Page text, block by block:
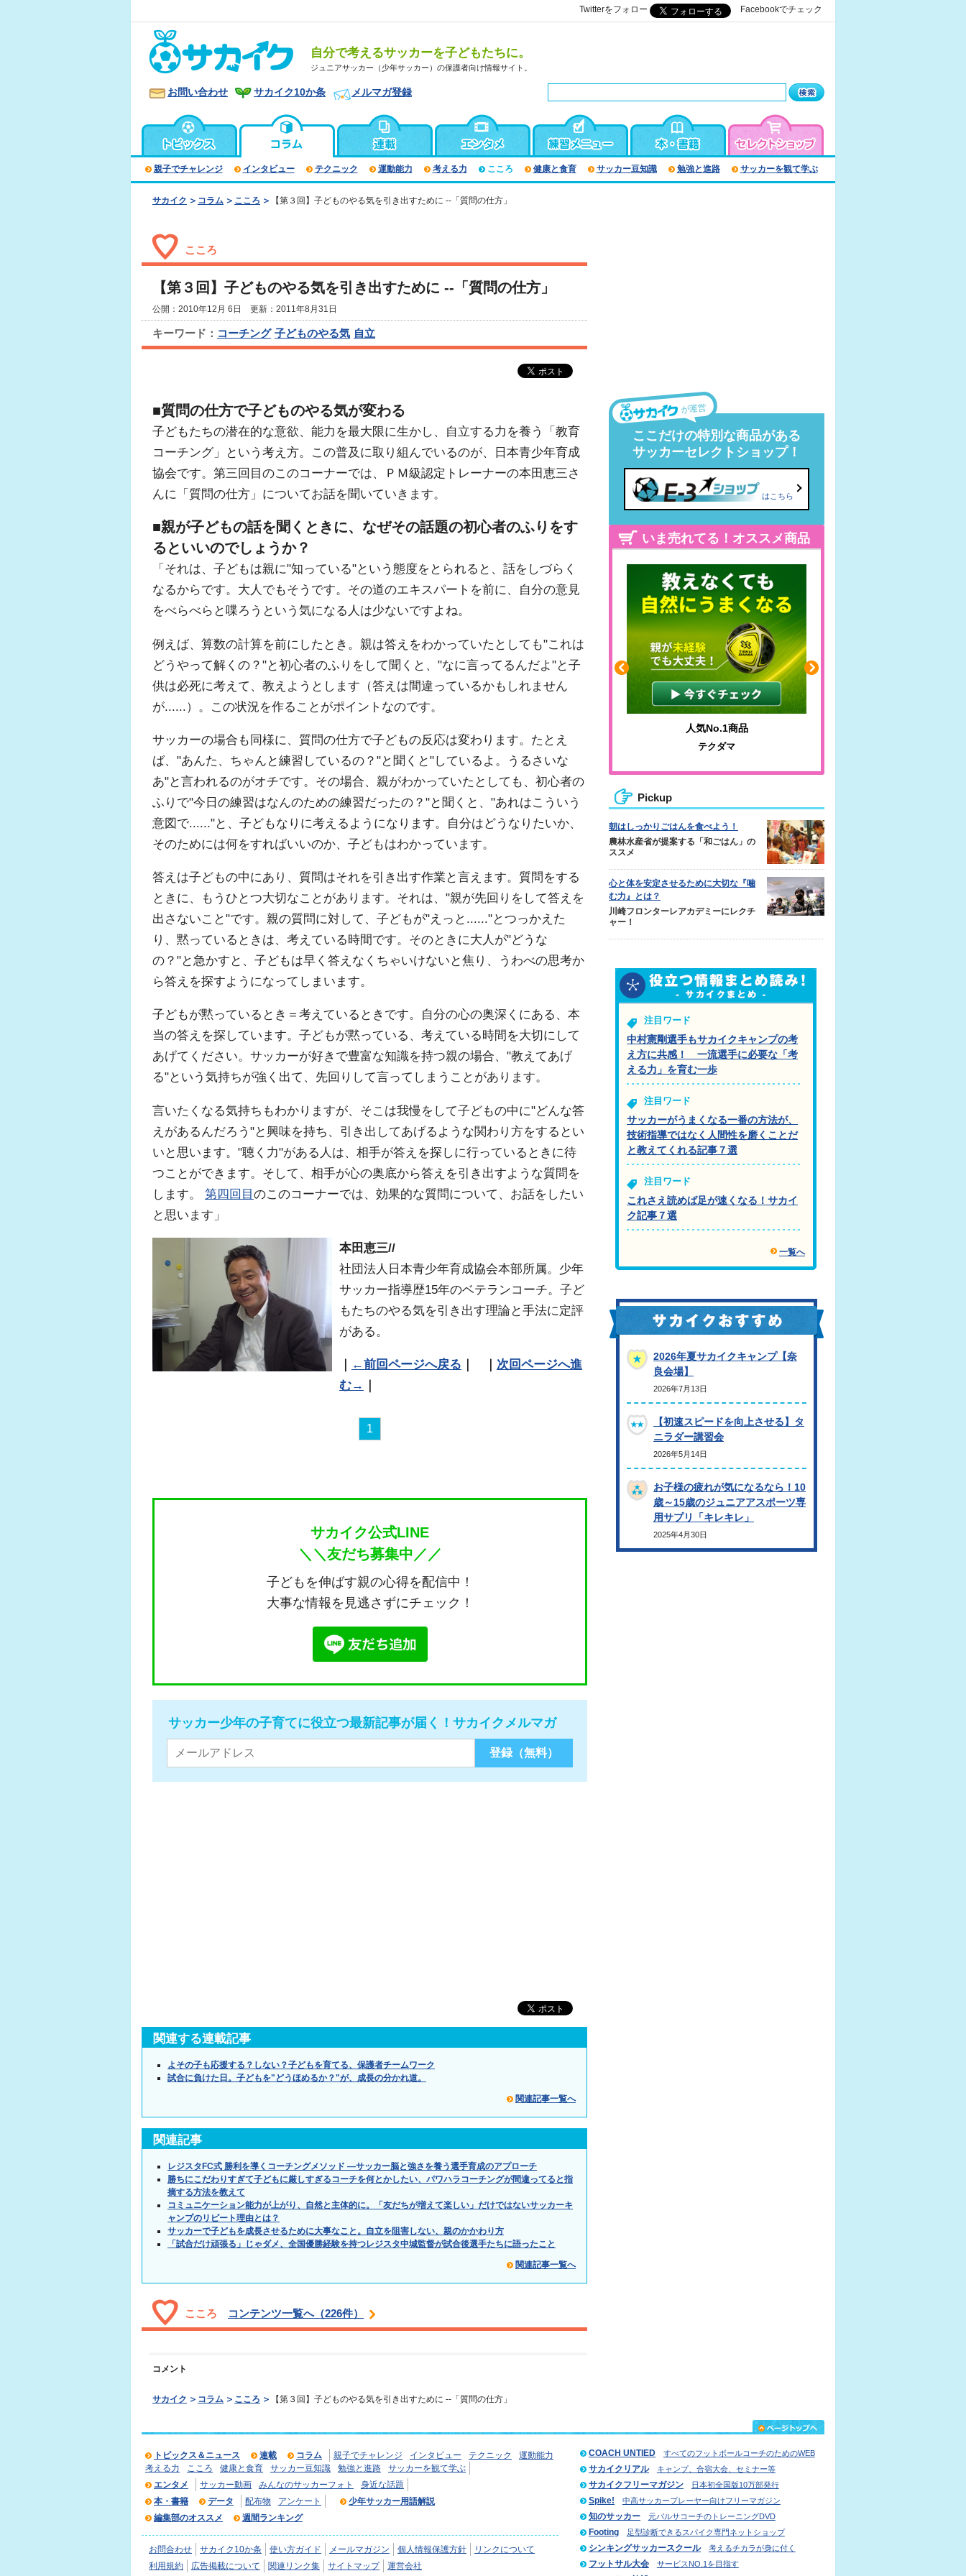
Twitterをフォロー Facebookでチェック
自分で考えるサッカーを子どもたちに。
ジュニアサッカー（少年サッカー）の保護者向け情報サイト。
お問い合わせ サカイク10か条 メルマガ登録
親子でチャレンジ インタビュー テクニック 運動能力 考える力 こころ 健康と食育 サッカー豆知識 勉強と進路 サッカーを観て学ぶ
サカイク コラム こころ 【第３回】子どものやる気を引き出すために --「質問の仕方」
こころ
【第３回】子どものやる気を引き出すために --「質問の仕方」
公開：2010年12月 6日 更新：2011年8月31日
キーワード： コーチング 子どものやる気 自立
■質問の仕方で子どものやる気が変わる
子どもたちの潜在的な意欲、能力を最大限に生かし、自立する力を養う「教育
コーチング」という考え方。この普及に取り組んでいるのが、日本青少年育成
協会です。第三回目のこのコーナーでは、ＰＭ級認定トレーナーの本田恵三さ
んに「質問の仕方」についてお話を聞いていきます。
■親が子どもの話を聞くときに、なぜその話題の初心者のふりをす
るといいのでしょうか？
「それは、子どもは親に"知っている"という態度をとられると、話をしづらく
なるからです。大人でもそうです。その道のエキスパートを前に、自分の意見
をべらべらと喋ろうという気になる人は少ないですよね。
例えば、算数の計算を前にしたとき。親は答えをわかっていたとしても"これは
どうやって解くの？"と初心者のふりをして聞くと、"なに言ってるんだよ"と子
供は必死に考えて、教えようとします（答えは間違っているかもしれません
が......）。この状況を作ることがポイントなのです。
サッカーの場合も同様に、質問の仕方で子どもの反応は変わります。たとえ
ば、"あんた、ちゃんと練習しているの？"と聞くと"しているよ。うるさいな
あ"と言われるのがオチです。その場合、親がわかっていたとしても、初心者の
ふりで"今日の練習はなんのための練習だったの？"と聞くと、"あれはこういう
意図で......"と、子どもなりに考えるようになります。自分はどうなりたいか、
そのためには何をすればいいのか、子どもはわかっています。
答えは子どもの中にあり、質問はそれを引き出す作業と言えます。質問をする
ときに、もうひとつ大切なことがあります。それは、"親が先回りをして答えを
出さないこと"です。親の質問に対して、子どもが"えっと......"とつっかえた
り、黙っているときは、考えている時間です。そのときに大人が"どうな
の？"と急かすと、子どもは早く答えなくちゃいけないと焦り、うわべの思考か
ら答えを探すようになってしまいます。
子どもが黙っているとき＝考えているときです。自分の心の奥深くにある、本
当の答えを探しています。子どもが黙っている、考えている時間を大切にして
あげてください。サッカーが好きで豊富な知識を持つ親の場合、"教えてあげ
る"という気持ちが強く出て、先回りして言ってしまうことがあります。
言いたくなる気持ちもわかりますが、そこは我慢をして子どもの中に"どんな答
えがあるんだろう"と興味を持ち、引き出してあげるような関わり方をするとい
いと思います。"聴く力"がある人は、相手が答えを探しに行っているときに待
つことができます。そして、相手が心の奥底から答えを引き出すような質問を
します。 第四回目のこのコーナーでは、効果的な質問について、お話をしたい
と思います」
本田恵三//
社団法人日本青少年育成協会本部所属。少年
サッカー指導歴15年のベテランコーチ。子ど
もたちのやる気を引き出す理論と手法に定評
がある。
←前回ページへ戻る
次回ページへ進
む→
1
サカイク公式LINE
＼＼友だち募集中／／
子どもを伸ばす親の心得を配信中！
大事な情報を見逃さずにチェック！
サッカー少年の子育てに役立つ最新記事が届く！サカイクメルマガ
関連する連載記事
よその子も応援する？しない？子どもを育てる、保護者チームワーク
試合に負けた日。子どもを"どうほめるか？"が、成長の分かれ道。
関連記事一覧へ
関連記事
レジスタFC式 勝利を導くコーチングメソッド ―サッカー脳と強さを養う選手育成のアプローチ
勝ちにこだわりすぎて子どもに厳しすぎるコーチを何とかしたい、パワハラコーチングが間違ってると指
摘する方法を教えて
コミュニケーション能力が上がり、自然と主体的に。「友だちが増えて楽しい」だけではないサッカーキ
ャンプのリピート理由とは？
サッカーで子どもを成長させるために大事なこと。自立を阻害しない、親のかかわり方
「試合だけ頑張る」じゃダメ、全国優勝経験を持つレジスタ中城監督が試合後選手たちに語ったこと
関連記事一覧へ
こころ コンテンツ一覧へ（226件）
コメント
サカイク コラム こころ 【第３回】子どものやる気を引き出すために --「質問の仕方」
が運営
ここだけの特別な商品がある
サッカーセレクトショップ！
はこちら
いま売れてる！オススメ商品
ジュニアレッグリカバリー
人気No.1商品
テクダマ
Pickup
朝はしっかりごはんを食べよう！
農林水産省が提案する「和ごはん」の
ススメ
心と体を安定させるために大切な『噛
む力』とは？
川崎フロンターレアカデミーにレクチ
ャー！
注目ワード
中村憲剛選手もサカイクキャンプの考
え方に共感！ 一流選手に必要な「考
える力」を育む一歩
注目ワード
サッカーがうまくなる一番の方法が、
技術指導ではなく人間性を磨くことだ
と教えてくれる記事７選
注目ワード
これさえ読めば足が速くなる！サカイ
ク記事７選
一覧へ
2026年夏サカイクキャンプ【奈
良会場】
2026年7月13日
【初速スピードを向上させる】タ
ニラダー講習会
2026年5月14日
お子様の疲れが気になるなら！10
歳～15歳のジュニアアスポーツ専
用サプリ「キレキレ」
2025年4月30日
トピックス＆ニュース 連載 コラム 親子でチャレンジ インタビュー テクニック
運動能力
考える力
こころ 健康と食育 サッカー豆知識 勉強と進路
サッカーを観て学ぶ
エンタメ
サッカー動画 みんなのサッカーフォト
身近な話題
本・書籍
データ 配布物 アンケート
少年サッカー用語解説
編集部のオススメ
週間ランキング
お問合わせ サカイク10か条 使い方ガイド メールマガジン 個人情報保護方針
リンクについて
利用規約
広告掲載について 関連リンク集 サイトマップ 運営会社
COACH UNTIED すべてのフットボールコーチのためのWEB
サカイクリアル キャンプ、合宿大会、セミナー等
サカイクフリーマガジン 日本初全国版10万部発行
Spike! 中高サッカープレーヤー向けフリーマガジン
知のサッカー 元バルサコーチのトレーニングDVD
Footing 足型診断できるスパイク専門ネットショップ
シンキングサッカースクール 考えるチカラが身に付く
フットサル大会 サービスNO.1を目指す